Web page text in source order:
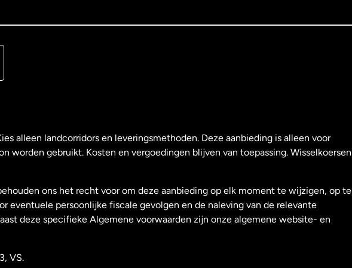
alleen landcorridors en leveringsmethoden. Deze aanbieding is alleen voor
worden gebruikt. Kosten en vergoedingen blijven van toepassing. Wisselkoersen
ons het recht voor om deze aanbieding op elk moment te wijzigen, op te
eventuele persoonlijke fiscale gevolgen en de naleving van de relevante
deze specifieke Algemene voorwaarden zijn onze algemene website- en
VS.